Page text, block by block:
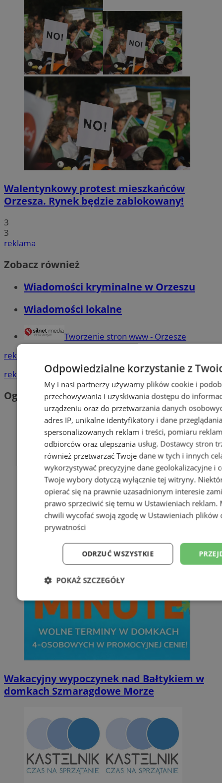
Walentynkowy protest mieszkańców
Orzesza. Rynek będzie zablokowany!
3
3
reklama
Zobacz również
Wiadomości kryminalne w Orzeszu
Wiadomości lokalne
Tworzenie stron www - Orzesze
reklama
reklama
Ogłoszenia
Wakacyjny wypoczynek nad Bałtykiem w
domkach Szmaragdowe Morze
Odpowiedzialne korzystanie z
My i nasi partnerzy używamy plików cookie i
przechowywania i uzyskiwania dostępu do
urządzeniu oraz do przetwarzania danych
adres IP, unikalne identyfikatory i dane
spersonalizowanych reklam i treści, pomiaru
odbiorców oraz ulepszania usług. Dostawcy stron
również przetwarzać Twoje dane w tych i innych
wykorzystywać precyzyjne dane geolokalizacyjne i
Twoje wybory dotyczą wyłącznie tej witryny.
opierać się na prawnie uzasadnionym interesie
prawo sprzeciwić się temu w Ustawieniach reklam.
chwili wycofać swoją zgodę w Ustawieniach plików
prywatności
ODRZUĆ WSZYSTKIE
POKAŻ SZCZEGÓŁY
Niezbędne Wydajność
Niesklasyfikowane
Niezbędne pliki cookie umożliwiają korzystanie z podstawowych
takich jak logowanie użytkownika i zarządzanie kontem. Bez
można prawidłowo korzystać ze strony internetowej.
Nazwa
Provider/
Domena